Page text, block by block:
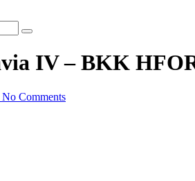
IV – BKK
No Comments